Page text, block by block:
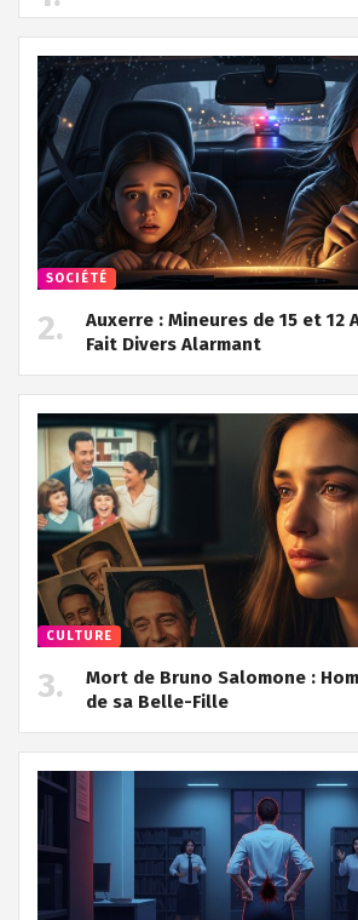
SOCIÉTÉ
Auxerre : Mineures de 15 et 12
Fait Divers Alarmant
CULTURE
Mort de Bruno Salomone :
de sa Belle-Fille